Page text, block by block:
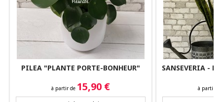
PILEA "PLANTE PORTE-BONHEUR"
Prix
à partir de 15,90 €
SANSEVERIA -
Prix
à partir